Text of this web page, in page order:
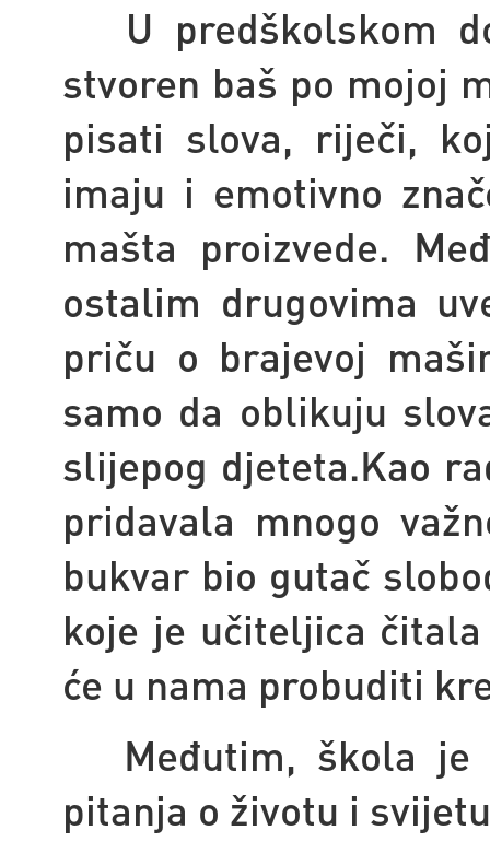
U predškolskom
stvoren baš po mojoj
pisati slova, riječi,
imaju i emotivno
mašta proizvede.
ostalim drugovima
priču o brajevoj
samo da oblikuju
slijepog djeteta.Kao
pridavala mnogo
bukvar bio gutač
koje je učiteljica
će u nama probuditi
Međutim, škola je
pitanja o životu i